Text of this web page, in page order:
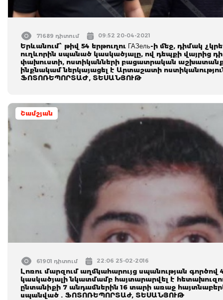
71689 դիտում 09:52 20-04-2021
Երևանում՝ թիվ 54 երթուղու ГАЗель-ի մեջ, դիմակ
ուղևորին սպանած կասկածյալը, ով դեպքի վայրից
փախուստի, ոստիկանների բացատրական
ինքնակամ ներկայացել է Արտաշատի
ՖՈՏՈՌԵՊՈՐՏԱԺ, ՏԵՍԱՆՅՈՒԹ
Շամշյան
61901 դիտում 22:06 25-02-2016
Լոռու մարզում աղմկահարույց սպանության գործով
կասկածյալի նկատմամբ հայտարարվել է
ընտանիքի 7 անդամներին 16 տարի առաջ
սպանված . ՖՈՏՈՌԵՊՈՐՏԱժ, ՏԵՍԱՆՅՈՒԹ